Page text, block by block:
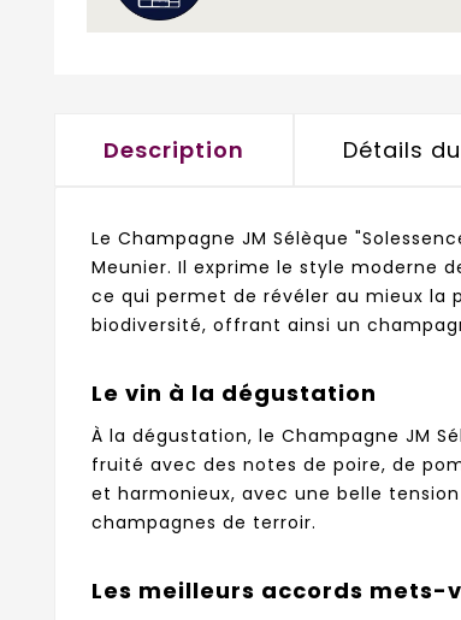
Description Détails
Le Champagne JM Sélèque
Meunier. Il exprime le style moderne
ce qui permet de révéler au mieux la
biodiversité, offrant ainsi un
Le vin à la dégustation
À la dégustation, le Champagne JM
fruité avec des notes de poire, de
et harmonieux, avec une belle
champagnes de terroir.
Les meilleurs accords mets-